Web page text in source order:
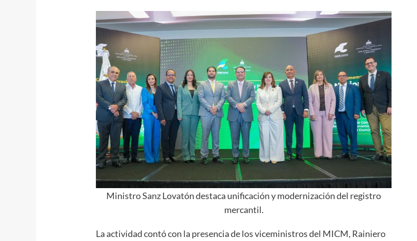
Ministro Sanz Lovatón destaca unificación y modernización del registro
mercantil.
La actividad contó con la presencia de los viceministros del MICM, Rainiero